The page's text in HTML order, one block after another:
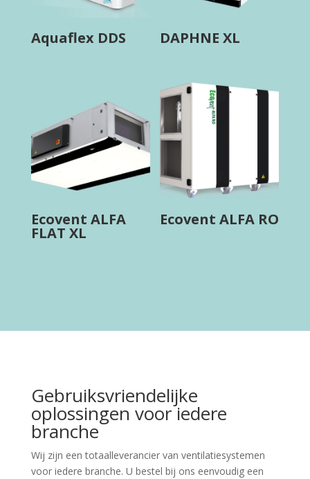
Aquaflex DDS DAPHNE XL
Ecovent ALFA
FLAT XL
Ecovent ALFA RO
Gebruiksvriendelijke
oplossingen voor iedere
branche
Wij zijn een totaalleverancier van ventilatiesystemen
voor iedere branche. U bestel bij ons eenvoudig een